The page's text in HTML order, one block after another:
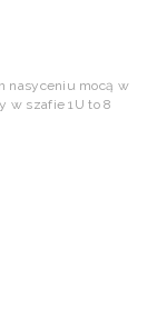
nasyceniu mocą w
w szafie 1U to 8